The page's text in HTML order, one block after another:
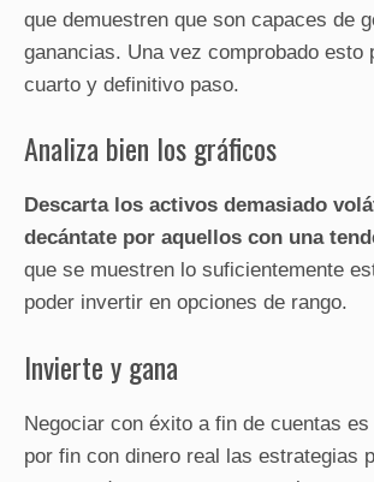
que demuestren que son capaces de
ganancias. Una vez comprobado esto
cuarto y definitivo paso.
Analiza bien los gráficos
Descarta los activos demasiado
decántate por aquellos con una
que se muestren lo suficientemente
poder invertir en opciones de rango.
Invierte y gana
Negociar con éxito a fin de cuentas
por fin con dinero real las estrategias